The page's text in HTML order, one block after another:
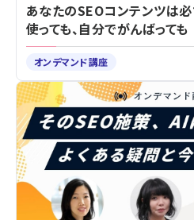
あなたのSEOコンテンツは
使っても、自分でがんばっても
オンデマンド講座